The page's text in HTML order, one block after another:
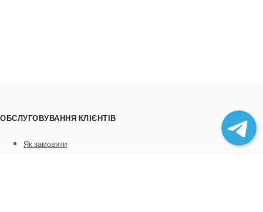
ОБСЛУГОВУВАННЯ КЛІЄНТІВ
Як замовити